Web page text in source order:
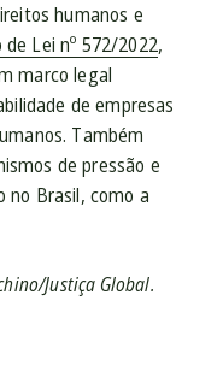
humanos e
de Lei nº 572/2022,
marco legal
de empresas
Também
de pressão e
no Brasil, como a
Justiça Global.